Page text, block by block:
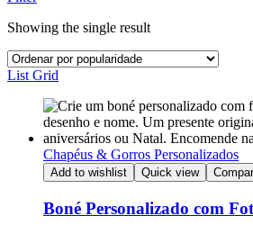
Showing the single result
List Grid
Chapéus & Gorros Personalizados
Add to wishlist Quick view
Boné Personalizado com